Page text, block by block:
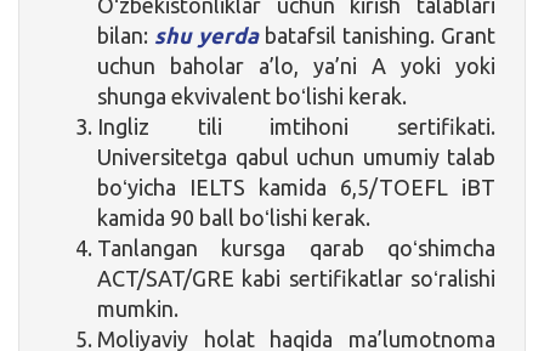
bilan: shu yerdabatafsil tanishing. Grant
uchun baholar a’lo, ya’ni A yoki yoki
shunga ekvivalent boʻlishi kerak.
Ingliz tili imtihoni sertifikati.
Universitetga qabul uchun umumiy talab
boʻyicha IELTS kamida 6,5/TOEFL iBT
kamida 90 ball boʻlishi kerak.
Tanlangan kursga qarab qoʻshimcha
ACT/SAT/GRE kabi sertifikatlar soʻralishi
mumkin.
Moliyaviy holat haqida ma’lumotnoma